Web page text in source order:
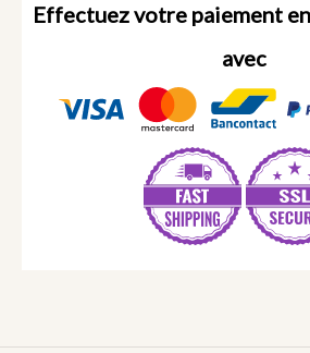
Effectuez votre paiement
avec